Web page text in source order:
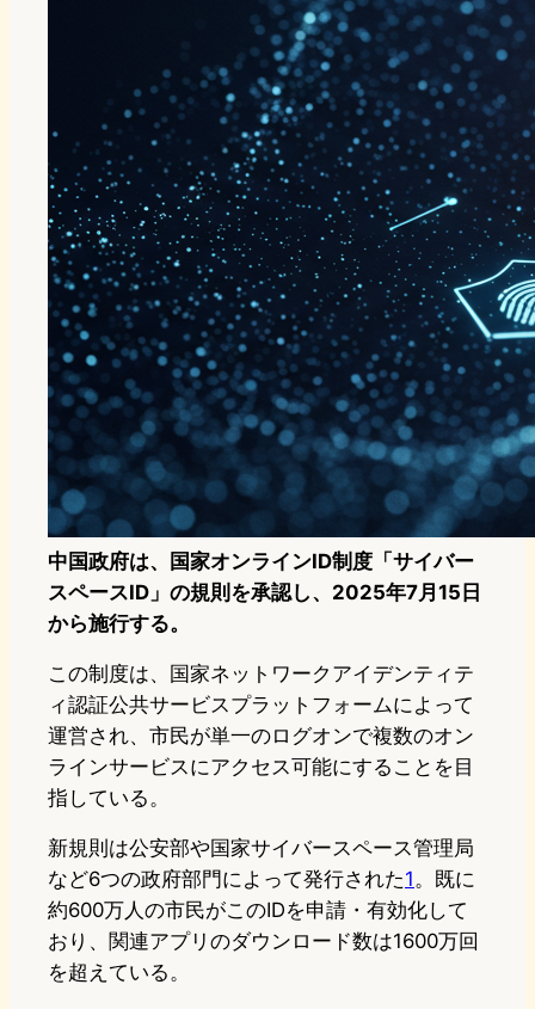
中国政府は、国家オンラインID制度「サイバー
スペースID」の規則を承認し、2025年7月15日
から施行する。
この制度は、国家ネットワークアイデンティテ
ィ認証公共サービスプラットフォームによって
運営され、市民が単一のログオンで複数のオン
ラインサービスにアクセス可能にすることを目
指している。
新規則は公安部や国家サイバースペース管理局
など6つの政府部門によって発行された1。既に
約600万人の市民がこのIDを申請・有効化して
おり、関連アプリのダウンロード数は1600万回
を超えている。